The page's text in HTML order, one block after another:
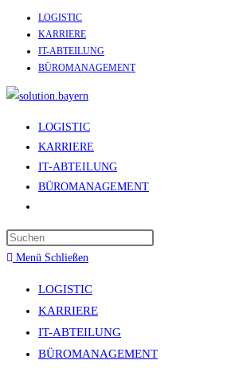
Inhalt
springen
LOGISTIC
KARRIERE
IT-ABTEILUNG
BÜROMANAGEMENT
LOGISTIC
KARRIERE
IT-ABTEILUNG
BÜROMANAGEMENT
umschalten
Menü Schließen
LOGISTIC
KARRIERE
IT-ABTEILUNG
BÜROMANAGEMENT